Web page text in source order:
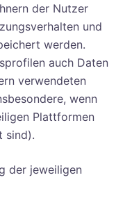
der Nutzer
und
werden.
auch Daten
verwendeten
wenn
Plattformen
sind).
der jeweiligen